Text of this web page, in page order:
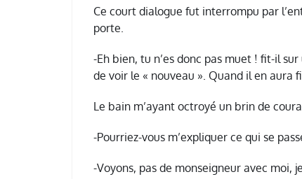
Ce court dialogue fut interrompu par
porte.
-Eh bien, tu n’es donc pas muet ! fit-il
de voir le « nouveau ». Quand il en aura
Le bain m’ayant octroyé un brin de
-Pourriez-vous m’expliquer ce qui se
-Voyons, pas de monseigneur avec moi,